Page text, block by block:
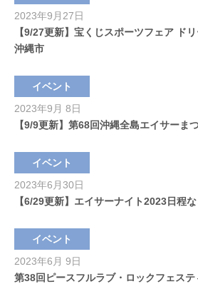
2023年9月27日
【9/27更新】宝くじスポーツフェア ド
沖縄市
イベント
2023年9月 8日
【9/9更新】第68回沖縄全島エイサーま
イベント
2023年6月30日
【6/29更新】エイサーナイト2023日程
イベント
2023年6月 9日
第38回ピースフルラブ・ロックフェス